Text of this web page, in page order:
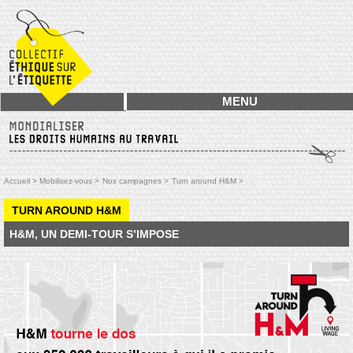
MENU
Accueil > Mobilisez-vous > Nos campagnes > Turn around H&M >
TURN AROUND H&M
H&M, UN DEMI-TOUR S’IMPOSE